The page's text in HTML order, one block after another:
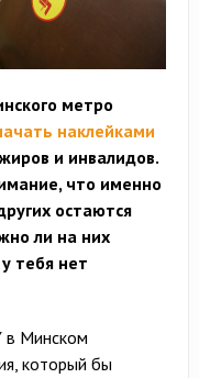
метро
наклейками
и инвалидов.
что именно
остаются
ли на них
тебя нет
в Минском
который бы